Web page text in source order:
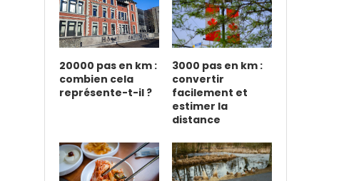
20000 pas en km :
combien cela
représente-t-il ?
3000 pas en km :
convertir
facilement et
estimer la
distance